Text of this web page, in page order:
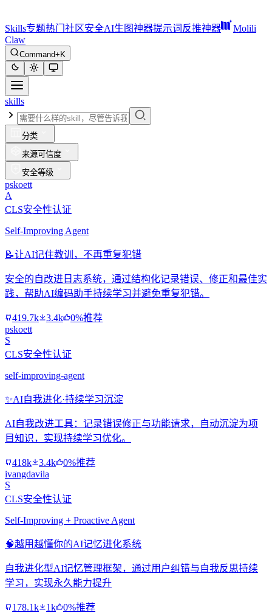
Skills专题热门 社区安全AI生图神器提示词反推神器
Molili
Claw
Command+K
skills
分类
来源可信度
安全等级
pskoett
A
CLS安全性认证
Self-Improving Agent
📝让AI记住教训，不再重复犯错
安全的自改进日志系统，通过结构化记录错误、修正和最佳实
践，帮助AI编码助手持续学习并避免重复犯错。
419.7k 3.4k
0%推荐
pskoett
S
CLS安全性认证
self-improving-agent
✨AI自我进化·持续学习沉淀
AI自我改进工具：记录错误修正与功能请求，自动沉淀为项
目知识，实现持续学习优化。
418k 3.4k
0%推荐
ivangdavila
S
CLS安全性认证
Self-Improving + Proactive Agent
🧠越用越懂你的AI记忆进化系统
自我进化型AI记忆管理框架，通过用户纠错与自我反思持续
学习，实现永久能力提升
178.1k 1k
0%推荐